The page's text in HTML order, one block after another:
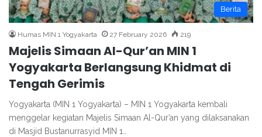
Berita
Humas MIN 1 Yogyakarta 27 February 2026 219
Majelis Simaan Al-Qur’an MIN 1
Yogyakarta Berlangsung Khidmat di
Tengah Gerimis
Yogyakarta (MIN 1 Yogyakarta) – MIN 1 Yogyakarta kembali
menggelar kegiatan Majelis Simaan Al-Qur’an yang dilaksanakan
di Masjid Bustanurrasyid MIN 1…